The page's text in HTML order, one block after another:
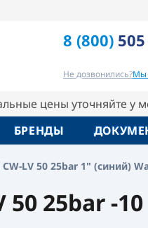
8 (800)
Не дозвонились?Мы
цены уточняйте у
БРЕНДЫ
LV 50 25bar 1" (синий)
25bar -10
Вопрос-ответ